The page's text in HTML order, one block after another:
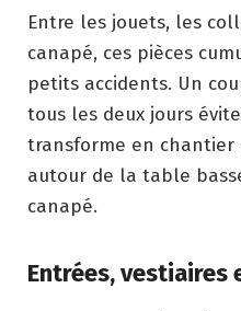
Entre les jouets, les
canapé, ces pièces
petits accidents. Un
tous les deux jours
transforme en chantier
autour de la table
canapé.
Entrées, vestiaires